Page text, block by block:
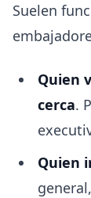
Suelen
Quien
cerca.
Quien